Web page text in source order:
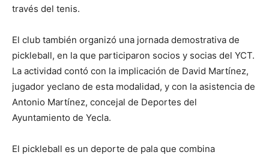
través del tenis.
El club también organizó una jornada demostrativa de
pickleball, en la que participaron socios y socias del YCT.
La actividad contó con la implicación de David Martínez,
jugador yeclano de esta modalidad, y con la asistencia de
Antonio Martínez, concejal de Deportes del
Ayuntamiento de Yecla.
El pickleball es un deporte de pala que combina